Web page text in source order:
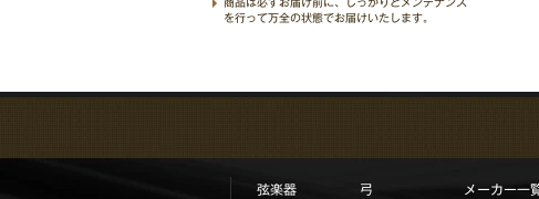
商品は必ずお届け前に、しっかりとメンテナンス
を行って万全の状態でお届けいたします。
弦楽器 弓 メーカー一